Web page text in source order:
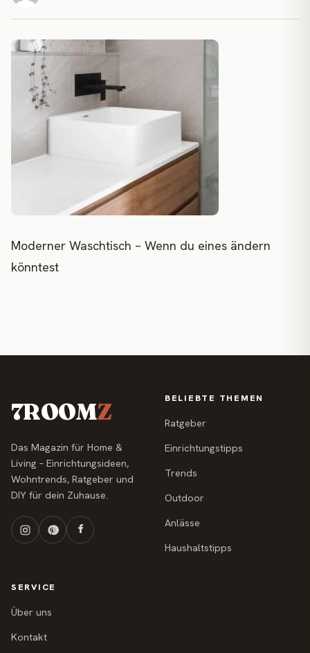
Moderner Waschtisch – Wenn du eines ändern
könntest
7ROOMZ
Das Magazin für Home &
Living – Einrichtungsideen,
Wohntrends, Ratgeber und
DIY für dein Zuhause.
BELIEBTE THEMEN
Ratgeber
Einrichtungstipps
Trends
Outdoor
Anlässe
Haushaltstipps
SERVICE
Über uns
Kontakt